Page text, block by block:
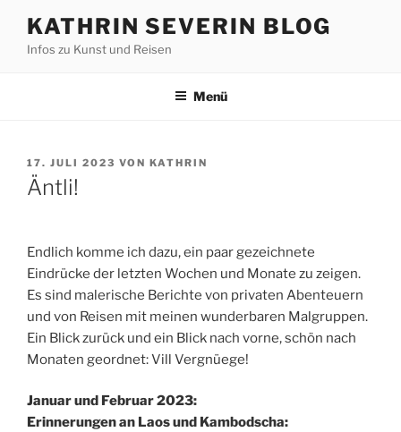
Inhalt
springen
KATHRIN SEVERIN BLOG
Infos zu Kunst und Reisen
Menü
VERÖFFENTLICHT
AM
17. JULI 2023 VON KATHRIN
Äntli!
Endlich komme ich dazu, ein paar gezeichnete
Eindrücke der letzten Wochen und Monate zu zeigen.
Es sind malerische Berichte von privaten Abenteuern
und von Reisen mit meinen wunderbaren Malgruppen.
Ein Blick zurück und ein Blick nach vorne, schön nach
Monaten geordnet: Vill Vergnüege!
Januar und Februar 2023:
Erinnerungen an Laos und Kambodscha: